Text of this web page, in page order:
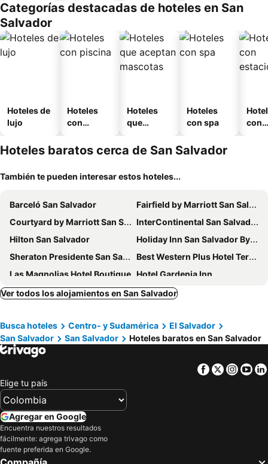
o
Categorías destacadas de hoteles en San
Salvador
Hoteles de
lujo
Hoteles
con
Hoteles
que
mascotas
Hoteles
con spa
con
Hoteles baratos cerca de San Salvador
También te pueden interesar estos hoteles...
Barceló San Salvador
Fairfield by Marriott San Salvador
Courtyard by Marriott San Salvador
InterContinental San Salvador-Metrocentro Mall by IHG
Hilton San Salvador
Holiday Inn San Salvador By Ihg
Sheraton Presidente San Salvador Hotel
Best Western Plus Hotel Terraza
Las Magnolias Hotel Boutique Hotel Gardenia Inn
Hotel Pasadena II
Quality Hotel Real Aeropuerto
Plaza Hotel and Suites
Morrison Hotel San Salvador
Hotel Abrego
Beverly Hills: Hotel and Business
Hotel Villa Serena Escalón
Hotel La Capilla - Suites & Apartments San Benito
Hyatt Centric San Salvador
Suites las Palmas, Hotel & Apartments.
Hotel Capital
City Centro By Marriott San Salvador
Ver todos los alojamientos en San Salvador
Busca hoteles Centro- y Sudamérica
El Salvador
San Salvador
San Salvador Hoteles baratos en San Salvador
Facebook
Twitter
Elige tu país
Agregar en Google
Encuentra nuestros resultados
fácilmente: agrega trivago como
fuente preferida en Google.